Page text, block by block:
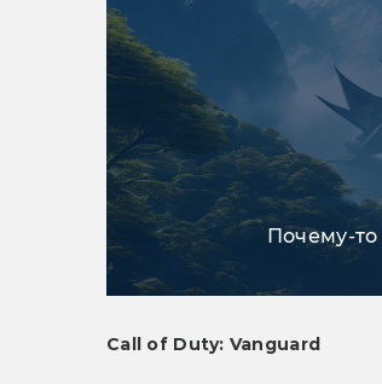
Почему-
Call of Duty: Vanguard